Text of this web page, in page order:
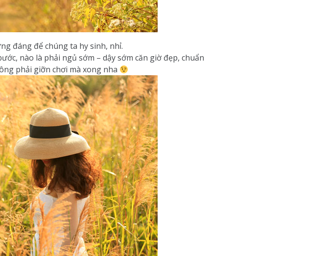
đáng để chúng ta hy sinh, nhỉ.
nào là phải ngủ sớm – dậy sớm căn giờ đẹp, chuẩn
phải giỡn chơi mà xong nha